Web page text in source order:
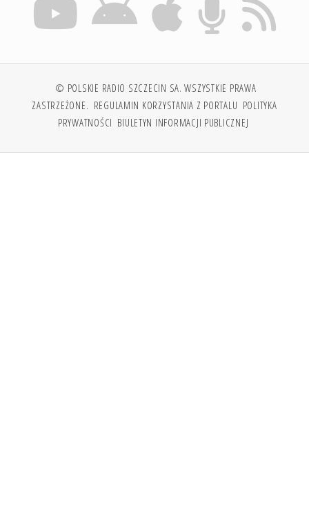
© POLSKIE RADIO SZCZECIN SA. WSZYSTKIE PRAWA
ZASTRZEŻONE. REGULAMIN KORZYSTANIA Z PORTALU POLITYKA
PRYWATNOŚCI BIULETYN INFORMACJI PUBLICZNEJ